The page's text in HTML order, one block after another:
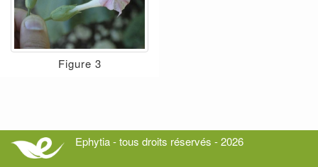
Figure 3
Ephytia - tous droits réservés - 2026